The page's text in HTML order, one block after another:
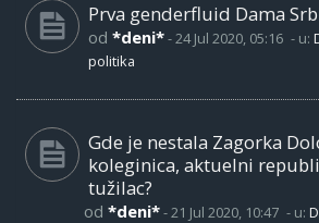
Prva genderfluid Dama
od *deni*-24 Jul 2020, 05:16 - u:
politika
Gde je nestala Zagorka
koleginica, aktuelni
tužilac?
od *deni*-21 Jul 2020, 10:47 - u: